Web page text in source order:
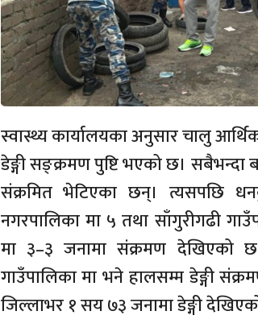
स्वास्थ्य कार्यालयका अनुसार चालु
डेङ्गी सङ्क्रमण पुष्टि भएको छ। सबैभन्दा
संक्रमित भेटिएका छन्। त्यसपछि
नगरपालिका मा ५ तथा साँगुरीगढी
मा ३–३ जनामा संक्रमण देखिएको
गाउँपालिका मा भने हालसम्म डेङ्गी
जिल्लाभर १ सय ७३ जनामा डेङ्गी